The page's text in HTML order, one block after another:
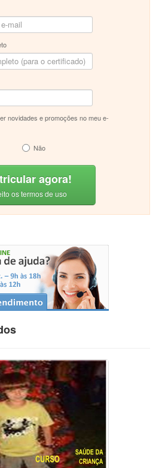
novidades e promoções no meu e-
Não
agora!
os termos de uso